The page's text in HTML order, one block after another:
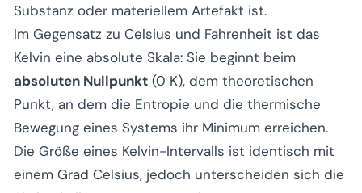
Substanz oder materiellem Artefakt ist.
Im Gegensatz zu Celsius und Fahrenheit ist das
Kelvin eine absolute Skala: Sie beginnt beim
absoluten Nullpunkt (0 K), dem theoretischen
Punkt, an dem die Entropie und die thermische
Bewegung eines Systems ihr Minimum erreichen.
Die Größe eines Kelvin-Intervalls ist identisch mit
einem Grad Celsius, jedoch unterscheiden sich die